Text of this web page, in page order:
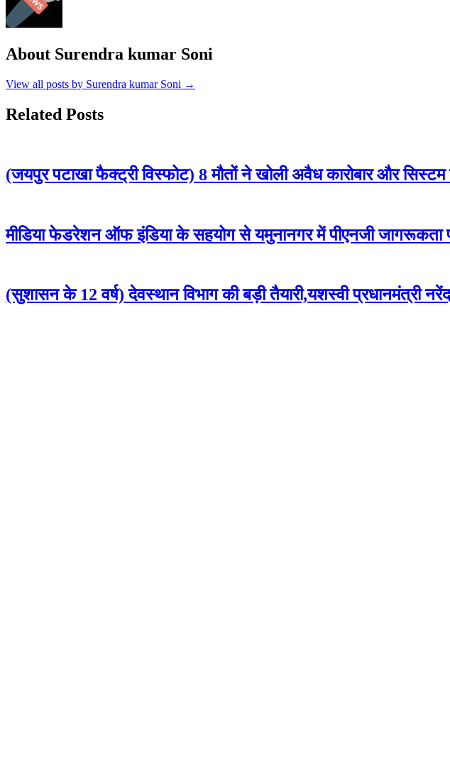
About Surendra kumar Soni
View all posts by Surendra kumar Soni →
Related Posts
(जयपुर पटाखा फैक्ट्री विस्फोट) 8 मौतों ने खोली अवैध कारोबार और
मीडिया फेडरेशन ऑफ इंडिया के सहयोग से यमुनानगर में पीएनजी
(सुशासन के 12 वर्ष) देवस्थान विभाग की बड़ी तैयारी,यशस्वी प्रधानमंत्री